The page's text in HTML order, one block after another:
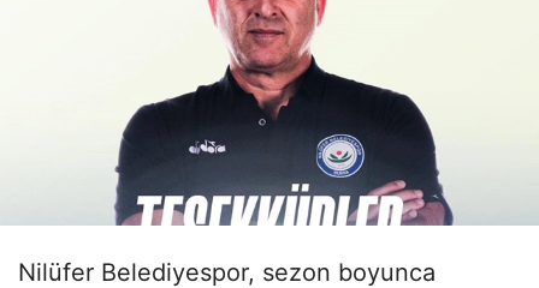
Nilüfer Belediyespor, sezon boyunca